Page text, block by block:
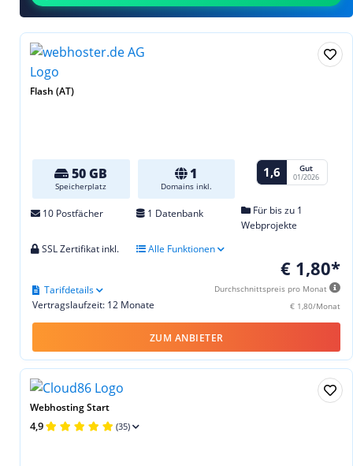
Flash (AT)
50 GB
Speicherplatz
1
Domains inkl.
1,6 Gut
01/2026
10 Postfächer 1 Datenbank
Für bis zu 1
Webprojekte
SSL Zertifikat inkl.
Alle Funktionen
€ 1,80*
Durchschnittspreis pro Monat
€ 1,80/Monat
Vertragslaufzeit: 12 Monate
Tarifdetails
ZUM ANBIETER
Webhosting Start
4,9 (35)